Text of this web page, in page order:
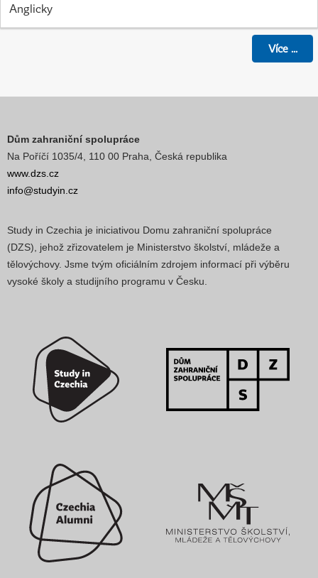
Anglicky
Více...
Dům zahraniční spolupráce
Na Poříčí 1035/4, 110 00 Praha, Česká republika
www.dzs.cz
info@studyin.cz
Study in Czechia je iniciativou Domu zahraniční spolupráce
(DZS), jehož zřizovatelem je Ministerstvo školství, mládeže a
tělovýchovy. Jsme tvým oficiálním zdrojem informací při výběru
vysoké školy a studijního programu v Česku.